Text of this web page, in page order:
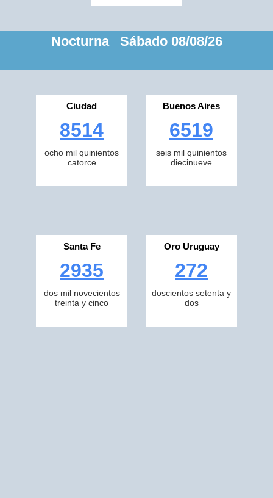
Nocturna Sábado 08/08/26
Ciudad
8514
ocho mil quinientos
catorce
Buenos Aires
6519
seis mil quinientos
diecinueve
Santa Fe
2935
dos mil novecientos
treinta y cinco
Oro Uruguay
272
doscientos setenta y
dos